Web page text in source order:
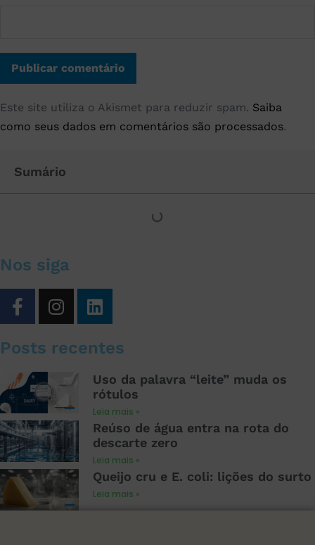
Este site utiliza o Akismet para reduzir spam. Saiba
como seus dados em comentários são processados.
Sumário
Nos siga
Posts recentes
Uso da palavra “leite” muda os
rótulos
Leia mais »
Reúso de água entra na rota do
descarte zero
Leia mais »
Queijo cru e E. coli: lições do surto
Leia mais »